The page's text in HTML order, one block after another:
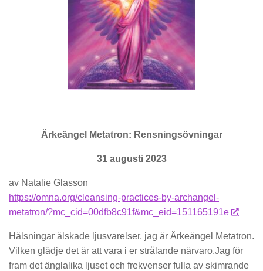
Ärkeängel Metatron: Rensningsövningar
31 augusti 2023
av Natalie Glasson
https://omna.org/cleansing-practices-by-archangel-
metatron/?mc_cid=00dfb8c91f&mc_eid=151165191e
Hälsningar älskade ljusvarelser, jag är Ärkeängel Metatron.
Vilken glädje det är att vara i er strålande närvaro.Jag för
fram det änglalika ljuset och frekvenser fulla av skimrande